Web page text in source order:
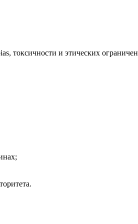
токсичности и этических